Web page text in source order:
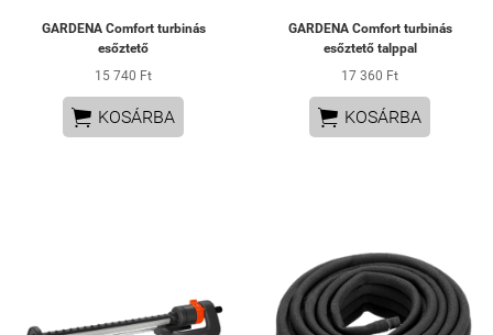
GARDENA Comfort turbinás
esőztető
15 740 Ft
 KOSÁRBA
GARDENA Comfort turbinás
esőztető talppal
17 360 Ft
 KOSÁRBA